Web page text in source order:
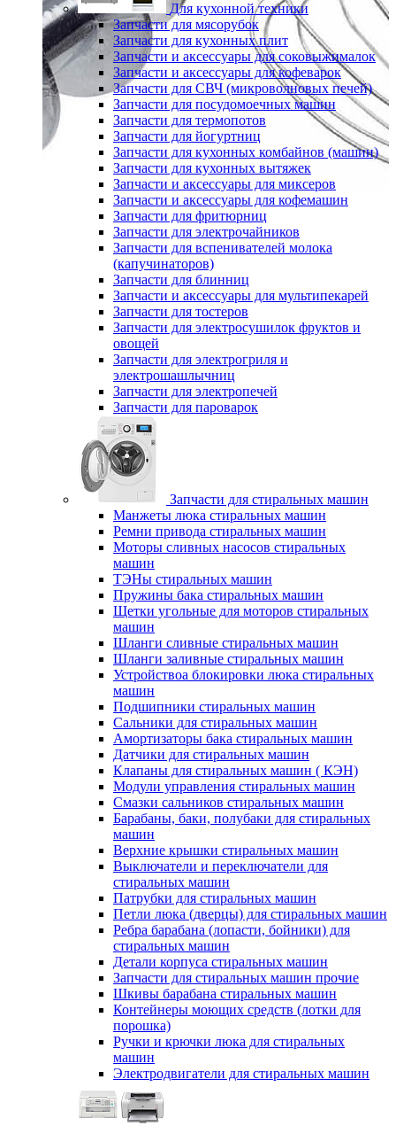
Для кухонной техники
Запчасти для мясорубок
Запчасти для кухонных плит
Запчасти и аксессуары для соковыжималок
Запчасти и аксессуары для кофеварок
Запчасти для СВЧ (микроволновых печей)
Запчасти для посудомоечных машин
Запчасти для термопотов
Запчасти для йогуртниц
Запчасти для кухонных комбайнов (машин)
Запчасти для кухонных вытяжек
Запчасти и аксессуары для миксеров
Запчасти и аксессуары для кофемашин
Запчасти для фритюрниц
Запчасти для электрочайников
Запчасти для вспенивателей молока
(капучинаторов)
Запчасти для блинниц
Запчасти и аксессуары для мультипекарей
Запчасти для тостеров
Запчасти для электросушилок фруктов и
овощей
Запчасти для электрогриля и
электрошашлычниц
Запчасти для электропечей
Запчасти для пароварок
Запчасти для стиральных машин
Манжеты люка стиральных машин
Ремни привода стиральных машин
Моторы сливных насосов стиральных
машин
ТЭНы стиральных машин
Пружины бака стиральных машин
Щетки угольные для моторов стиральных
машин
Шланги сливные стиральных машин
Шланги заливные стиральных машин
Устройствоа блокировки люка стиральных
машин
Подшипники стиральных машин
Сальники для стиральных машин
Амортизаторы бака стиральных машин
Датчики для стиральных машин
Клапаны для стиральных машин ( КЭН)
Модули управления стиральных машин
Смазки сальников стиральных машин
Барабаны, баки, полубаки для стиральных
машин
Верхние крышки стиральных машин
Выключатели и переключатели для
стиральных машин
Патрубки для стиральных машин
Петли люка (дверцы) для стиральных машин
Ребра барабана (лопасти, бойники) для
стиральных машин
Детали корпуса стиральных машин
Запчасти для стиральных машин прочие
Шкивы барабана стиральных машин
Контейнеры моющих средств (лотки для
порошка)
Ручки и крючки люка для стиральных
машин
Электродвигатели для стиральных машин